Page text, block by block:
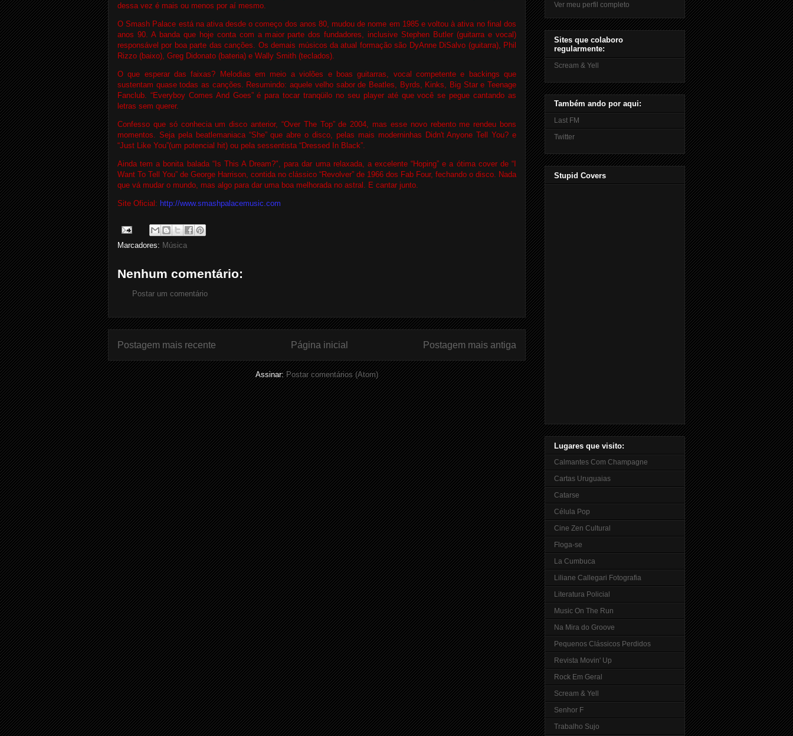
dessa vez é mais ou menos por aí mesmo.
O Smash Palace está na ativa desde o começo dos anos 80, mudou de nome em 1985 e voltou à ativa no final dos
anos 90. A banda que hoje conta com a maior parte dos fundadores, inclusive Stephen Butler (guitarra e vocal)
responsável por boa parte das canções. Os demais músicos da atual formação são DyAnne DiSalvo (guitarra), Phil
Rizzo (baixo), Greg Didonato (bateria) e Wally Smith (teclados).
O que esperar das faixas? Melodias em meio a violões e boas guitarras, vocal competente e backings que
sustentam quase todas as canções. Resumindo: aquele velho sabor de Beatles, Byrds, Kinks, Big Star e Teenage
Fanclub. “Everyboy Comes And Goes” é para tocar tranqüilo no seu player até que você se pegue cantando as
letras sem querer.
Confesso que só conhecia um disco anterior, “Over The Top” de 2004, mas esse novo rebento me rendeu bons
momentos. Seja pela beatlemaniaca “She” que abre o disco, pelas mais moderninhas Didn't Anyone Tell You? e
“Just Like You”(um potencial hit) ou pela sessentista “Dressed In Black”.
Ainda tem a bonita balada “Is This A Dream?", para dar uma relaxada, a excelente “Hoping” e a ótima cover de “I
Want To Tell You” de George Harrison, contida no clássico “Revolver” de 1966 dos Fab Four, fechando o disco. Nada
que vá mudar o mundo, mas algo para dar uma boa melhorada no astral. E cantar junto.
Site Oficial: http://www.smashpalacemusic.com
Marcadores: Música
Nenhum comentário:
Postar um comentário
Postagem mais recente Postagem mais antiga
Página inicial
Assinar:Postar comentários (Atom)
Ver meu perfil completo
Sites que colaboro
regularmente:
Scream & Yell
Também ando por aqui:
Last FM
Twitter
Stupid Covers
Lugares que visito:
Calmantes Com Champagne
Cartas Uruguaias
Catarse
Célula Pop
Cine Zen Cultural
Floga-se
La Cumbuca
Liliane Callegari Fotografia
Literatura Policial
Music On The Run
Na Mira do Groove
Pequenos Clássicos Perdidos
Revista Movin' Up
Rock Em Geral
Scream & Yell
Senhor F
Trabalho Sujo